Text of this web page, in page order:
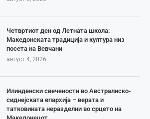
Четвртиот ден од Летната школа:
Македонската традиција и култура низ
посета на Вевчани
август 4, 2026
Илинденски свечености во Австралиско-
сиднејската епархија – верата и
татковината неразделни во срцето на